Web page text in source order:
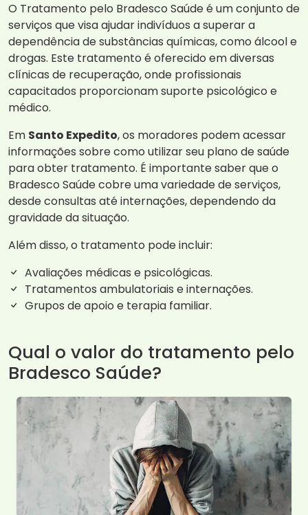
O Tratamento pelo Bradesco Saúde é um conjunto de
serviços que visa ajudar indivíduos a superar a
dependência de substâncias químicas, como álcool e
drogas. Este tratamento é oferecido em diversas
clínicas de recuperação, onde profissionais
capacitados proporcionam suporte psicológico e
médico.
Em Santo Expedito, os moradores podem acessar
informações sobre como utilizar seu plano de saúde
para obter tratamento. É importante saber que o
Bradesco Saúde cobre uma variedade de serviços,
desde consultas até internações, dependendo da
gravidade da situação.
Além disso, o tratamento pode incluir:
Avaliações médicas e psicológicas.
Tratamentos ambulatoriais e internações.
Grupos de apoio e terapia familiar.
Qual o valor do tratamento pelo
Bradesco Saúde?